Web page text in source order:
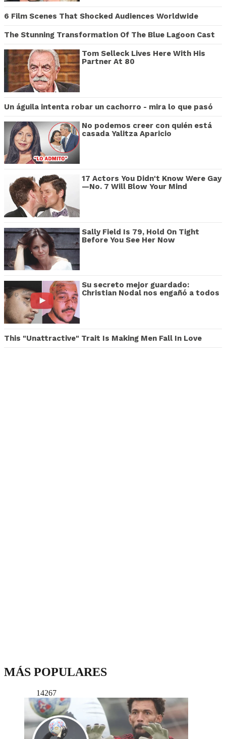
6 Film Scenes That Shocked Audiences Worldwide
The Stunning Transformation Of The Blue Lagoon Cast
Tom Selleck Lives Here With His
Partner At 80
Un águila intenta robar un cachorro - mira lo que pasó
No podemos creer con quién está
casada Yalitza Aparicio
17 Actors You Didn't Know Were Gay
—No. 7 Will Blow Your Mind
Sally Field Is 79, Hold On Tight
Before You See Her Now
Su secreto mejor guardado:
Christian Nodal nos engañó a todos
This "Unattractive" Trait Is Making Men Fall In Love
MÁS POPULARES
14267